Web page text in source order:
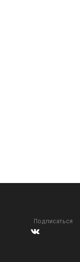
Подписаться